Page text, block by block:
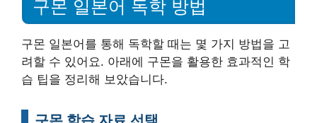
구몬 일본어 독학 방법
구몬 일본어를 통해 독학할 때는 몇 가지 방법을 고
려할 수 있어요. 아래에 구몬을 활용한 효과적인 학
습 팁을 정리해 보았습니다.
구몬 학습 자료 선택